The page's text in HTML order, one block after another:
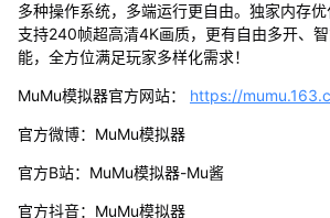
多种操作系统，多端运行更自由。独家内存优
支持240帧超高清4K画质，更有自由多开、
能，全方位满足玩家多样化需求！
MuMu模拟器官方网站： https://
官方微博：MuMu模拟器
官方B站：MuMu模拟器-Mu酱
官方抖音：MuMu模拟器